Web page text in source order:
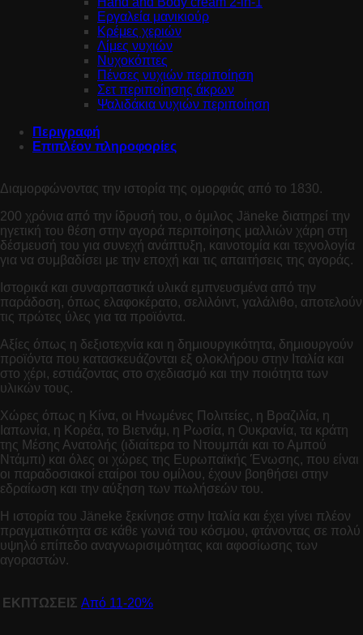
Εργαλεία μανικιούρ
Κρέμες χεριών
Λίμες νυχιών
Νυχοκόπτες
Πένσες νυχιών περιποίηση
Σετ περιποίησης άκρων
Ψαλιδάκια νυχιών περιποίηση
Περιγραφή
Επιπλέον πληροφορίες
Διαμορφώνοντας την ιστορία της ομορφιάς από το 1830.
200 χρόνια από την ίδρυσή του, ο όμιλος Jäneke διατηρεί την
ηγετική του θέση στην αγορά περιποίησης μαλλιών χάρη στη
δέσμευσή του για συνεχή ανάπτυξη, καινοτομία και τεχνολογία
για να συμβαδίσει με την εποχή και τις απαιτήσεις της αγοράς.
Ιστορικά και συναρπαστικά υλικά εμπνευσμένα από την
παράδοση, όπως ελαφοκέρατο, σελιλόιντ, γαλάλιθο, αποτελούν
τις πρώτες ύλες για τα προϊόντα.
Αξίες όπως η δεξιοτεχνία και η δημιουργικότητα, δημιουργούν
προϊόντα που κατασκευάζονται εξ ολοκλήρου στην Ιταλία και
στο χέρι, εστιάζοντας στο σχεδιασμό και την ποιότητα των
υλικών τους.
Χώρες όπως η Κίνα, οι Ηνωμένες Πολιτείες, η Βραζιλία, η
Ιαπωνία, η Κορέα, το Βιετνάμ, η Ρωσία, η Ουκρανία, τα κράτη
της Μέσης Ανατολής (ιδιαίτερα το Ντουμπάι και το Αμπού
Ντάμπι) και όλες οι χώρες της Ευρωπαϊκής Ένωσης, που είναι
οι παραδοσιακοί εταίροι του ομίλου, έχουν βοηθήσει στην
εδραίωση και την αύξηση των πωλήσεών του.
Η ιστορία του Jäneke ξεκίνησε στην Ιταλία και έχει γίνει πλέον
πραγματικότητα σε κάθε γωνιά του κόσμου, φτάνοντας σε πολύ
υψηλό επίπεδο αναγνωρισιμότητας και αφοσίωσης των
αγοραστών.
ΕΚΠΤΩΣΕΙΣ Από 11-20%